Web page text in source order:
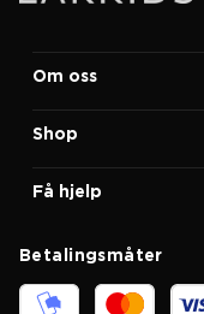
Om oss
Shop
Få hjelp
Betalingsmåter